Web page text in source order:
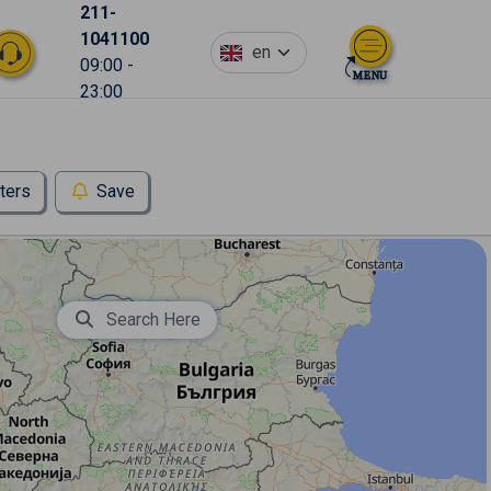
211-
1041100
09:00 -
23:00
en
Save
Search Here